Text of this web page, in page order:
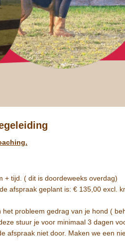
+ tijd. ( dit is doordeweeks overdag)
afspraak geplant is: € 135,00 excl.
probleem gedrag van je hond (
stuur je voor minimaal 3 dagen
afspraak niet door. Maken we een